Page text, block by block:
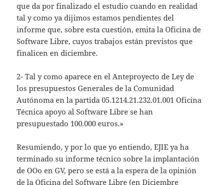
que da por finalizado el estudio cuando en realidad
tal y como ya dijimos estamos pendientes del
informe que, sobre esta cuestión, emita la Oficina de
Software Libre, cuyos trabajos están previstos que
finalicen en diciembre.
2- Tal y como aparece en el Anteproyecto de Ley de
los presupuestos Generales de la Comunidad
Autónoma en la partida 05.1214.21.232.01.001 Oficina
Técnica apoyo al Software Libre se han
presupuestado 100.000 euros.»
Resumiendo, y por lo que yo entiendo, EJIE ya ha
terminado su informe técnico sobre la implantación
de OOo en GV, pero se está a la espera de la opinión
de la Oficina del Software Libre (en Diciembre